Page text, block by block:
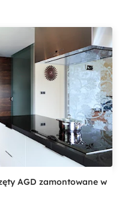
AGD zamontowane w